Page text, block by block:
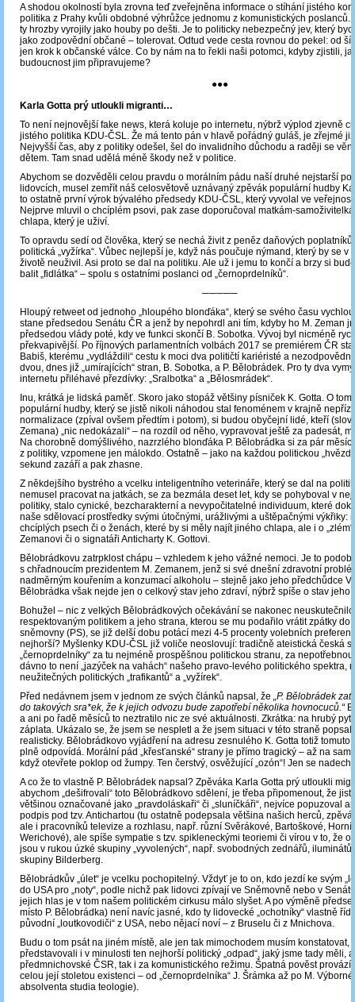
A shodou okolností byla zrovna teď zveřejněna informace o stíhání jistého
politika z Prahy kvůli obdobné výhrůžce jednomu z komunistických poslanců.
ty hrozby vyrojily jako houby po dešti. Je to politicky nebezpečný jev, který
jako zodpovědní občané ‒ tolerovat. Odtud vede cesta rovnou do pekel: od
jen krok k občanské válce. Co by nám na to řekli naši potomci, kdyby zjistili,
budoucnost jim připravujeme?
●●●
Karla Gotta prý utloukli migranti…
To není nejnovější fake news, která koluje po internetu, nýbrž výplod zjevně
jistého politika KDU-ČSL. Že má tento pán v hlavě pořádný guláš, je zřejmé
Nejvyšší čas, aby z politiky odešel, šel do invalidního důchodu a raději se
dětem. Tam snad udělá méně škody než v politice.
Abychom se dozvěděli celou pravdu o morálním pádu naší druhé nejstarší
lidovcích, musel zemřít náš celosvětově uznávaný zpěvák populární hudby
to ostatně první výrok bývalého předsedy KDU-ČSL, který vyvolal ve
Nejprve mluvil o chcíplém psovi, pak zase doporučoval matkám-
chlapa, který je uživí.
To opravdu sedí od člověka, který se nechá živit z peněz daňových
politická „vyžírka“. Vůbec nejlepší je, když nás poučuje nýmand, který by se v
životě neuživil. Asi proto se dal na politiku. Ale už i jemu to končí a brzy si
balit „fidlátka“ – spolu s ostatními poslanci od „černoprdelníků“.
─────
Hloupý retweet od jednoho „hloupého blonďáka“, který se svého času
stane předsedou Senátu ČR a jenž by nepohrdl ani tím, kdyby ho M. Zeman
předsedou vlády poté, kdy ve funkci skončí B. Sobotka. Vývoj byl nicméně
překvapivější. Po říjnových parlamentních volbách 2017 se premiérem ČR
Babiš, kterému „vydláždili“ cestu k moci dva političtí kariéristé a
dvou, dnes již „umírajících“ stran, B. Sobotka, a P. Bělobrádek. Pro ty dva
internetu přiléhavé přezdívky: „Sralbotka“ a „Bělosmrádek“.
Inu, krátká je lidská paměť. Skoro jako stopáž většiny písniček K. Gotta. O
populární hudby, který se jistě nikoli náhodou stal fenoménem v krajně
normalizace (zpíval ovšem předtím i potom), si budou obyčejní lidé, kteří
Zemana) „nic nedokázali“ – na rozdíl od něho, vypravovat ještě za padesát,
Na chorobně domýšlivého, nazrzlého blonďáka P. Bělobrádka si za pár
z politiky, vzpomene jen málokdo. Ostatně – jako na každou politickou
sekund zazáří a pak zhasne.
Z někdejšího bystrého a vcelku inteligentního veterináře, který se dal na
nemusel pracovat na jatkách, se za bezmála deset let, kdy se pohyboval v
politiky, stalo cynické, bezcharakterní a nevypočitatelné individuum, které
naše sdělovací prostředky svými útočnými, urážlivými a uštěpačnými výkřiky:
chcíplých psech či o ženách, které by si měly najít jiného chlapa, ale i o
Zemanovi či o signatáři Anticharty K. Gottovi.
Bělobrádkovu zatrpklost chápu – vzhledem k jeho vážné nemoci. Je to
s chřadnoucím prezidentem M. Zemanem, jenž si své dnešní zdravotní
nadměrným kouřením a konzumací alkoholu – stejně jako jeho předchůdce
Bělobrádka však nejde jen o celkový stav jeho zdraví, nýbrž spíše o stav jeho
Bohužel ‒ nic z velkých Bělobrádkových očekávání se nakonec
respektovaným politikem a jeho strana, kterou se mu podařilo vrátit zpátky do
sněmovny (PS), se již delší dobu potácí mezi 4-5 procenty volebních
nejhorší? Myšlenky KDU-ČSL již voliče neoslovují: tradičně ateistická česká
„černoprdelníky“ za tu nejméně prospěšnou politickou stranu, za
dávno to není „jazýček na vahách“ našeho pravo-levého politického spektra,
neužitečných politických „trafikantů“ a „vyžírek“.
Před nedávnem jsem v jednom ze svých článků napsal, že „P. Bělobrádek
do takových sra*ek, že k jejich odvozu bude zapotřebí několika hovnocuců.“
a ani po řadě měsíců to neztratilo nic ze své aktuálnosti. Zkrátka: na hrubý
záplata. Ukázalo se, že jsem se nespletl a že jsem situaci v této straně
realisticky. Bělobrádkovo vyjádření na adresu zesnulého K. Gotta totiž tomuto
plně odpovídá. Morální pád „křesťanské“ strany je přímo tragický – až na
když otevřete poklop od žumpy. Ten čerstvý, osvěžující „ozón“! Jen se
A co že to vlastně P. Bělobrádek napsal? Zpěváka Karla Gotta prý utloukli
abychom „dešifrovali“ toto Bělobrádkovo sdělení, je třeba připomenout, že
většinou označované jako „pravdoláskaři“ či „sluníčkáři“, nejvíce popuzoval
podpis pod tzv. Antichartou (tu ostatně podepsala většina našich herců,
ale i pracovníků televize a rozhlasu, např. různí Svěrákové, Bartoškové,
Werichové), ale spíše sympatie s tzv. spikleneckými teoriemi či vírou v to, že
jsou v rukou úzké skupiny „vyvolených“, např. svobodných zednářů, iluminátů
skupiny Bilderberg.
Bělobrádkův „úlet“ je vcelku pochopitelný. Vždyť je to on, kdo jezdí ke svým
do USA pro „noty“, podle nichž pak lidovci zpívají ve Sněmovně nebo v
jejich hlas je v tom našem politickém cirkusu málo slyšet. A po výměně
místo P. Bělobrádka) není navíc jasné, kdo ty lidovecké „ochotníky“ vlastně
původní „loutkovodiči“ z USA, nebo nějací noví – z Bruselu či z Mnichova.
Budu o tom psát na jiném místě, ale jen tak mimochodem musím konstatovat,
představovali i v minulosti ten nejhorší politický „odpad“, jaký jsme tady měli,
předmnichovské ČSR, tak i za komunistického režimu. Špatná pověst provází
celou její stoletou existenci – od „černoprdelníka“ J. Šrámka až po M.
absolventa studia teologie).